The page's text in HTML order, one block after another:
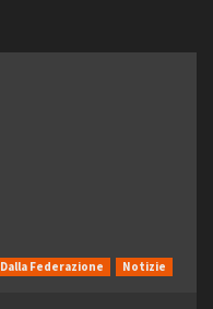
Dalla Federazione Notizie